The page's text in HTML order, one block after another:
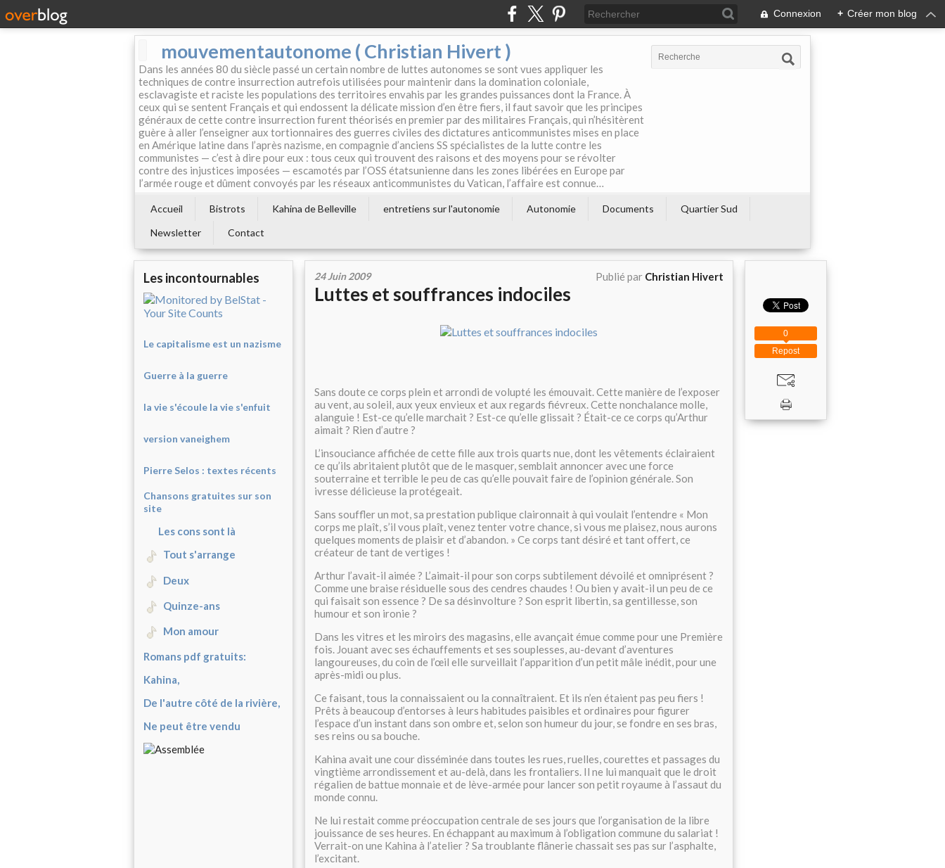
Connexion + Créer mon blog
mouvementautonome ( Christian Hivert )
Dans les années 80 du siècle passé un certain nombre de luttes autonomes se sont vues appliquer les
techniques de contre insurrection autrefois utilisées pour maintenir dans la domination coloniale,
esclavagiste et raciste les populations des territoires envahis par les grandes puissances dont la France. À
ceux qui se sentent Français et qui endossent la délicate mission d’en être fiers, il faut savoir que les principes
généraux de cette contre insurrection furent théorisés en premier par des militaires Français, qui n’hésitèrent
guère à aller l’enseigner aux tortionnaires des guerres civiles des dictatures anticommunistes mises en place
en Amérique latine dans l’après nazisme, en compagnie d’anciens SS spécialistes de la lutte contre les
communistes — c’est à dire pour eux : tous ceux qui trouvent des raisons et des moyens pour se révolter
contre des injustices imposées — escamotés par l’OSS étatsunienne dans les zones libérées en Europe par
l’armée rouge et dûment convoyés par les réseaux anticommunistes du Vatican, l’affaire est connue…
Accueil Bistrots Kahina de Belleville entretiens sur l'autonomie Autonomie Documents
Quartier Sud
Newsletter
Contact
Les incontournables
Le capitalisme est un nazisme
Guerre à la guerre
la vie s'écoule la vie s'enfuit
version vaneighem
Pierre Selos : textes récents
Chansons gratuites sur son
site
Les cons sont là
Tout s'arrange
Deux
Quinze-ans
Mon amour
Romans pdf gratuits:
Kahina,
De l'autre côté de la rivière,
Ne peut être vendu
24 Juin 2009 Publié par Christian Hivert
Luttes et souffrances indociles
Sans doute ce corps plein et arrondi de volupté les émouvait. Cette manière de l’exposer
au vent, au soleil, aux yeux envieux et aux regards fiévreux. Cette nonchalance molle,
alanguie ! Est-ce qu’elle marchait ? Est-ce qu’elle glissait ? Était-ce ce corps qu’Arthur
aimait ? Rien d’autre ?
L’insouciance affichée de cette fille aux trois quarts nue, dont les vêtements éclairaient
ce qu’ils abritaient plutôt que de le masquer, semblait annoncer avec une force
souterraine et terrible le peu de cas qu’elle pouvait faire de l’opinion générale. Son
ivresse délicieuse la protégeait.
Sans souffler un mot, sa prestation publique claironnait à qui voulait l’entendre « Mon
corps me plaît, s’il vous plaît, venez tenter votre chance, si vous me plaisez, nous aurons
quelques moments de plaisir et d’abandon. » Ce corps tant désiré et tant offert, ce
créateur de tant de vertiges !
Arthur l’avait-il aimée ? L’aimait-il pour son corps subtilement dévoilé et omniprésent ?
Comme une braise résiduelle sous des cendres chaudes ! Ou bien y avait-il un peu de ce
qui faisait son essence ? De sa désinvolture ? Son esprit libertin, sa gentillesse, son
humour et son ironie ?
Dans les vitres et les miroirs des magasins, elle avançait émue comme pour une Première
fois. Jouant avec ses échauffements et ses souplesses, au-devant d’aventures
langoureuses, du coin de l’œil elle surveillait l’apparition d’un petit mâle inédit, pour une
après-midi ou plus.
Ce faisant, tous la connaissaient ou la connaîtraient. Et ils n’en étaient pas peu fiers !
Prêts à beaucoup d’entorses à leurs habitudes paisibles et ordinaires pour figurer
l’espace d’un instant dans son ombre et, selon son humeur du jour, se fondre en ses bras,
ses reins ou sa bouche.
Kahina avait une cour disséminée dans toutes les rues, ruelles, courettes et passages du
vingtième arrondissement et au-delà, dans les frontaliers. Il ne lui manquait que le droit
régalien de battue monnaie et de lève-armée pour lancer son petit royaume à l’assaut du
monde connu.
Ne lui restait comme préoccupation centrale de ses jours que l’organisation de la libre
jouissance de ses heures. En échappant au maximum à l’obligation commune du salariat !
Verrait-on une Kahina à l’atelier ? Sa troublante flânerie chassait ses pas sur l’asphalte,
l’excitant.
Repost
0